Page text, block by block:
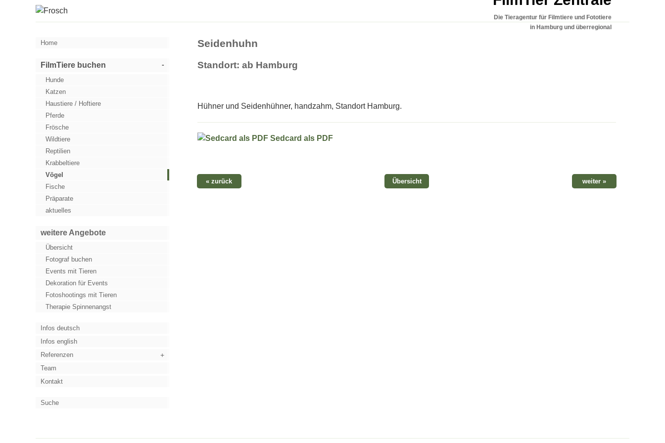
Die Tieragentur für Filmtiere und Fototiere
in Hamburg und überregional
Home
FilmTiere buchen
Hunde
Katzen
Haustiere / Hoftiere
Pferde
Frösche
Wildtiere
Reptilien
Krabbeltiere
Vögel
Fische
Präparate
aktuelles
weitere Angebote
Übersicht
Fotograf buchen
Events mit Tieren
Dekoration für Events
Fotoshootings mit Tieren
Therapie Spinnenangst
Infos deutsch
Infos english
Referenzen
Team
Kontakt
Suche
Seidenhuhn
Standort: ab Hamburg
Hühner und Seidenhühner, handzahm, Standort Hamburg.
Sedcard als PDF
« zurück weiter »
Übersicht